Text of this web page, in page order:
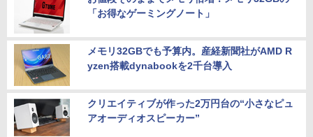
「お得なゲーミングノート」
メモリ32GBでも予算内。産経新聞社がAMD R
yzen搭載dynabookを2千台導入
クリエイティブが作った2万円台の“小さなピュ
アオーディオスピーカー”